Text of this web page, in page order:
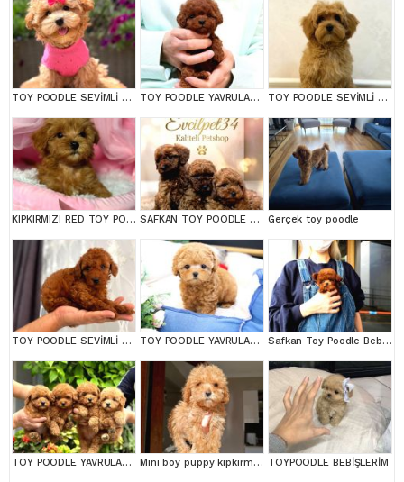
TOY POODLE SEVİMLİ YAVRULAR EV ÜRETİMİ TOY POODLE YAVRULARIM TOY POODLE SEVİMLİ YAVRULAR EV ÜRETİMİ
KIPKIRMIZI RED TOY POODLE SEVİMLİ YAVRULAR SAFKAN TOY POODLE BEBEKLERİMİZ BAKIRKÖY Gerçek toy poodle
TOY POODLE SEVİMLİ YAVRULAR EV ÜRETİMİ TOY POODLE YAVRULARIM Safkan Toy Poodle Bebeklerimiz
TOY POODLE YAVRULARIM Mini boy puppy kıpkırmızı ev üretimi TOOY POODLE TOYPOODLE BEBİŞLERİM